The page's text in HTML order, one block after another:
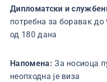
Дипломатски и
потребна за боравак
од 180 дана
Напомена:За носиоца
неопходна је виза